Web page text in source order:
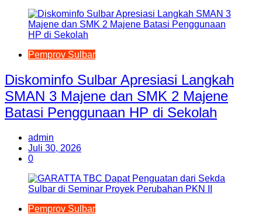
Pemprov Sulbar
Diskominfo Sulbar Apresiasi Langkah
SMAN 3 Majene dan SMK 2 Majene
Batasi Penggunaan HP di Sekolah
admin
Juli 30, 2026
0
Pemprov Sulbar